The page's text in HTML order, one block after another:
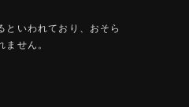
いわれており、おそら
せん。